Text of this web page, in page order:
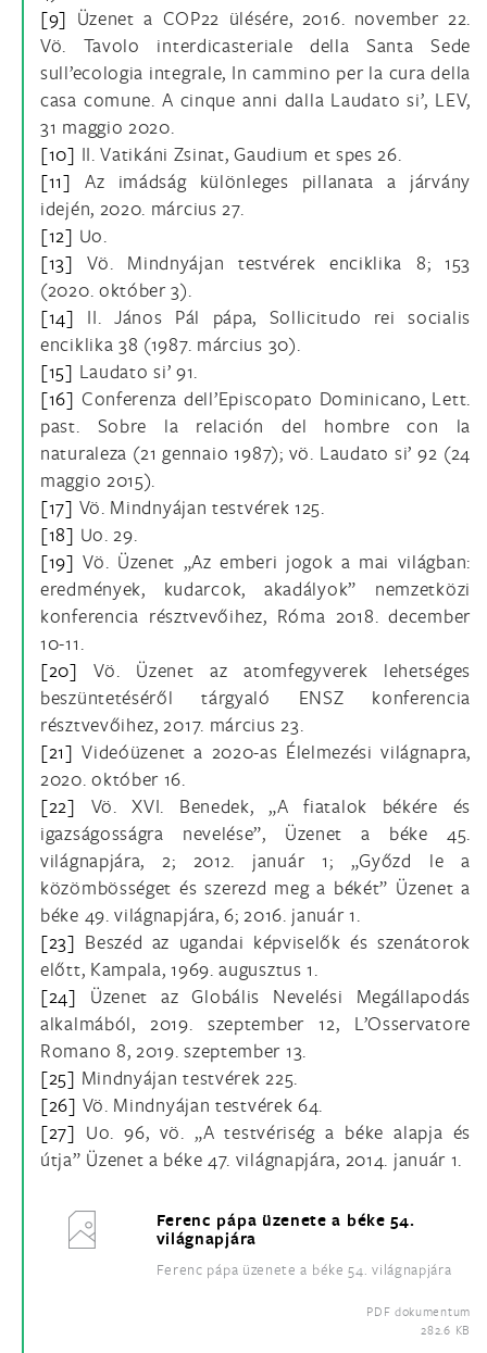
[9] Üzenet a COP22 ülésére, 2016. november 22.
Vö. Tavolo interdicasteriale della Santa Sede
sull’ecologia integrale, In cammino per la cura della
casa comune. A cinque anni dalla Laudato si’, LEV,
31 maggio 2020.
[10] II. Vatikáni Zsinat, Gaudium et spes 26.
[11] Az imádság különleges pillanata a járvány
idején, 2020. március 27.
[12] Uo.
[13] Vö. Mindnyájan testvérek enciklika 8; 153
(2020. október 3).
[14] II. János Pál pápa, Sollicitudo rei socialis
enciklika 38 (1987. március 30).
[15] Laudato si’ 91.
[16] Conferenza dell’Episcopato Dominicano, Lett.
past. Sobre la relación del hombre con la
naturaleza (21 gennaio 1987); vö. Laudato si’ 92 (24
maggio 2015).
[17] Vö. Mindnyájan testvérek 125.
[18] Uo. 29.
[19] Vö. Üzenet „Az emberi jogok a mai világban:
eredmények, kudarcok, akadályok” nemzetközi
konferencia résztvevőihez, Róma 2018. december
10-11.
[20] Vö. Üzenet az atomfegyverek lehetséges
beszüntetéséről tárgyaló ENSZ konferencia
résztvevőihez, 2017. március 23.
[21] Videóüzenet a 2020-as Élelmezési világnapra,
2020. október 16.
[22] Vö. XVI. Benedek, „A fiatalok békére és
igazságosságra nevelése”, Üzenet a béke 45.
világnapjára, 2; 2012. január 1; „Győzd le a
közömbösséget és szerezd meg a békét” Üzenet a
béke 49. világnapjára, 6; 2016. január 1.
[23] Beszéd az ugandai képviselők és szenátorok
előtt, Kampala, 1969. augusztus 1.
[24] Üzenet az Globális Nevelési Megállapodás
alkalmából, 2019. szeptember 12, L’Osservatore
Romano 8, 2019. szeptember 13.
[25] Mindnyájan testvérek 225.
[26] Vö. Mindnyájan testvérek 64.
[27] Uo. 96, vö. „A testvériség a béke alapja és
útja” Üzenet a béke 47. világnapjára, 2014. január 1.
Ferenc pápa üzenete a béke 54.
világnapjára
Ferenc pápa üzenete a béke 54. világnapjára
PDF dokumentum
282.6 KB